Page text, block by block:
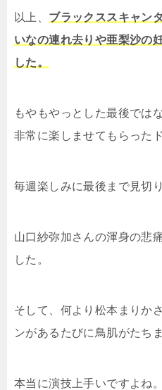
以上、 ブラックススキャン
いなの連れ去りや亜梨沙の
した。
もやもやっとした最後では
非常に楽しませてもらった
毎週楽しみに最後まで見切
山口紗弥加さんの渾身の悲
した。
そして、何より松本まりか
ンがあるたびに鳥肌がたち
本当に演技上手いですよね。